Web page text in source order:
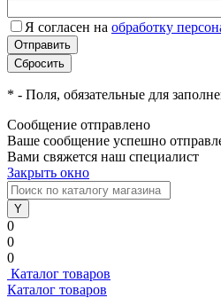
Я согласен на обработку
* - Поля, обязательные для
Сообщение отправлено
Ваше сообщение успешно
Вами свяжется наш специалист
Закрыть окно
0
0
0
Каталог товаров
Каталог товаров